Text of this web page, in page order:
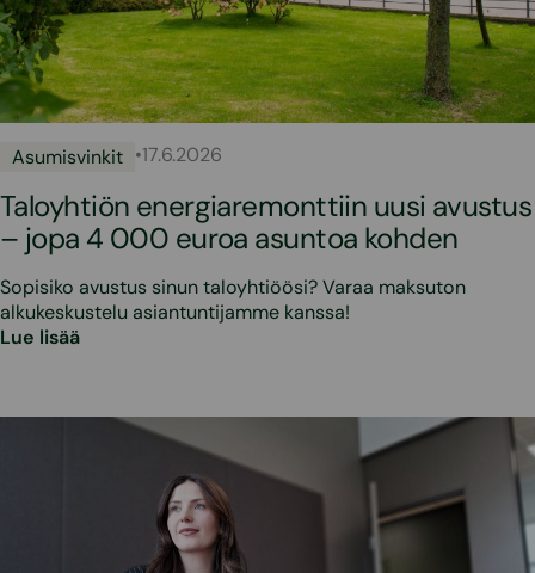
Asumisvinkit •17.6.2026
Taloyhtiön energiaremonttiin uusi avustus
– jopa 4 000 euroa asuntoa kohden
Sopisiko avustus sinun taloyhtiöösi? Varaa maksuton
alkukeskustelu asiantuntijamme kanssa!
Lue lisää